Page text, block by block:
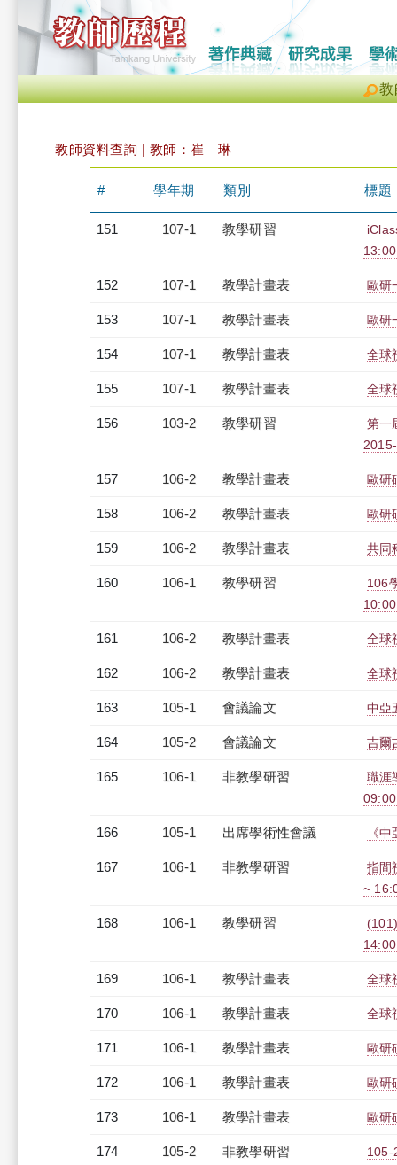
教
教師資料查詢 | 教師：崔 琳
# 學年期 類別 標題
151 107-1 教學研習
152 107-1 教學計畫表 歐研
153 107-1 教學計畫表 歐研
154 107-1 教學計畫表 全球
155 107-1 教學計畫表 全球
156 103-2 教學研習
第一
157 106-2 教學計畫表 歐研
158 106-2 教學計畫表 歐研
159 106-2 教學計畫表 共同
160 106-1 教學研習
106
161 106-2 教學計畫表 全球
162 106-2 教學計畫表 全球
163 105-1 會議論文 中亞
164 105-2 會議論文 吉爾
165 106-1 非教學研習
職涯
166 105-1 出席學術性會議 《
167 106-1 非教學研習
指間
~
168 106-1 教學研習
169 106-1 教學計畫表 全球
170 106-1 教學計畫表 全球
171 106-1 教學計畫表 歐研
172 106-1 教學計畫表 歐研
173 106-1 教學計畫表 歐研
174 105-2 非教學研習
105-